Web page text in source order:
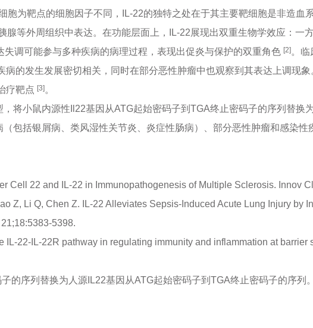
胞为靶点的细胞因子不同，IL-22的独特之处在于其主要靶细胞是非造血
等外周组织中表达。在功能层面上，IL-22展现出双重生物学效应：一
调可能参与多种疾病的病理过程，表现出促炎与保护的双重角色 [2]。临
的发生发展密切相关，同时在部分恶性肿瘤中也观察到其表达上调现
疗靶点 [3]。
将小鼠内源性Il22基因从ATG起始密码子到TGA终止密码子的序列替换
包括银屑病、类风湿性关节炎、炎症性肠病）、部分恶性肿瘤和感染
Cell 22 and IL-22 in Immunopathogenesis of Multiple Sclerosis. Innov
Z, Li Q, Chen Z. IL-22 Alleviates Sepsis-Induced Acute Lung Injury by
5398.
22-IL-22R pathway in regulating immunity and inflammation at barrier
的序列替换为人源IL22基因从ATG起始密码子到TGA终止密码子的序列。